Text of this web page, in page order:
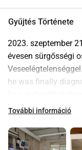
Gyűjtés Története
2023. szeptember
évesen sürgősségi
he was finally
testében, amely
okozott, beleértve a
gyomorfekélyt.
További információ